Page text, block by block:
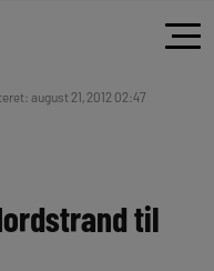
august 21, 2012 02:47
til